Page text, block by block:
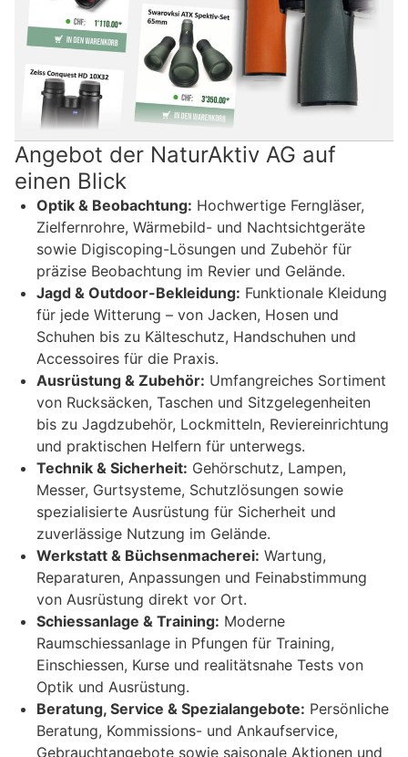
Angebot der NaturAktiv AG auf
einen Blick
Optik & Beobachtung: Hochwertige Ferngläser,
Zielfernrohre, Wärmebild- und Nachtsichtgeräte
sowie Digiscoping-Lösungen und Zubehör für
präzise Beobachtung im Revier und Gelände.
Jagd & Outdoor-Bekleidung: Funktionale Kleidung
für jede Witterung – von Jacken, Hosen und
Schuhen bis zu Kälteschutz, Handschuhen und
Accessoires für die Praxis.
Ausrüstung & Zubehör: Umfangreiches Sortiment
von Rucksäcken, Taschen und Sitzgelegenheiten
bis zu Jagdzubehör, Lockmitteln, Reviereinrichtung
und praktischen Helfern für unterwegs.
Technik & Sicherheit: Gehörschutz, Lampen,
Messer, Gurtsysteme, Schutzlösungen sowie
spezialisierte Ausrüstung für Sicherheit und
zuverlässige Nutzung im Gelände.
Werkstatt & Büchsenmacherei: Wartung,
Reparaturen, Anpassungen und Feinabstimmung
von Ausrüstung direkt vor Ort.
Schiessanlage & Training: Moderne
Raumschiessanlage in Pfungen für Training,
Einschiessen, Kurse und realitätsnahe Tests von
Optik und Ausrüstung.
Beratung, Service & Spezialangebote: Persönliche
Beratung, Kommissions- und Ankaufservice,
Gebrauchtangebote sowie saisonale Aktionen und